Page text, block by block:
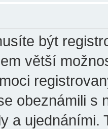
být
větší
obeznámili s
a ujednáními.